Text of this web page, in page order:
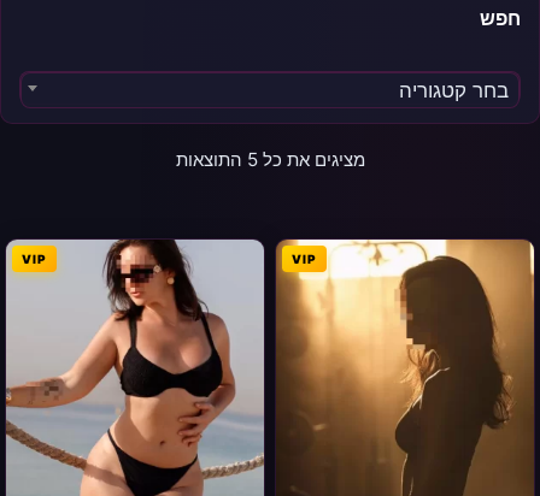
חפש
בחר קטגוריה
מציגים את כל ⁦5⁩ התוצאות
VIP
VIP